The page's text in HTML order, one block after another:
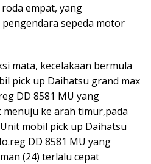
empat, yang
sepeda motor
mata, kecelakaan bermula
pick up Daihatsu grand max
DD 8581 MU yang
ke arah timur,pada
mobil pick up Daihatsu
DD 8581 MU yang
(24) terlalu cepat